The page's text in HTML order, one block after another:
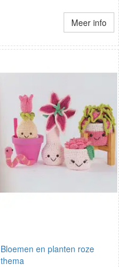
Meer info
Bloemen en planten roze
thema